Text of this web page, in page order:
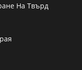
На Твърд